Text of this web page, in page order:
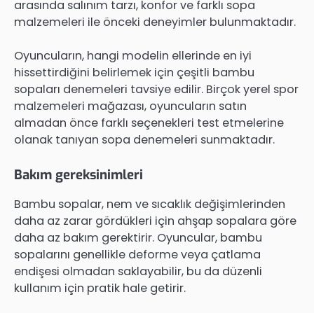
arasında salınım tarzı, konfor ve farklı sopa
malzemeleri ile önceki deneyimler bulunmaktadır.
Oyuncuların, hangi modelin ellerinde en iyi
hissettirdiğini belirlemek için çeşitli bambu
sopaları denemeleri tavsiye edilir. Birçok yerel spor
malzemeleri mağazası, oyuncuların satın
almadan önce farklı seçenekleri test etmelerine
olanak tanıyan sopa denemeleri sunmaktadır.
Bakım gereksinimleri
Bambu sopalar, nem ve sıcaklık değişimlerinden
daha az zarar gördükleri için ahşap sopalara göre
daha az bakım gerektirir. Oyuncular, bambu
sopalarını genellikle deforme veya çatlama
endişesi olmadan saklayabilir, bu da düzenli
kullanım için pratik hale getirir.